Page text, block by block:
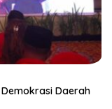
Daerah